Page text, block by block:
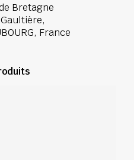
Bretagne
France